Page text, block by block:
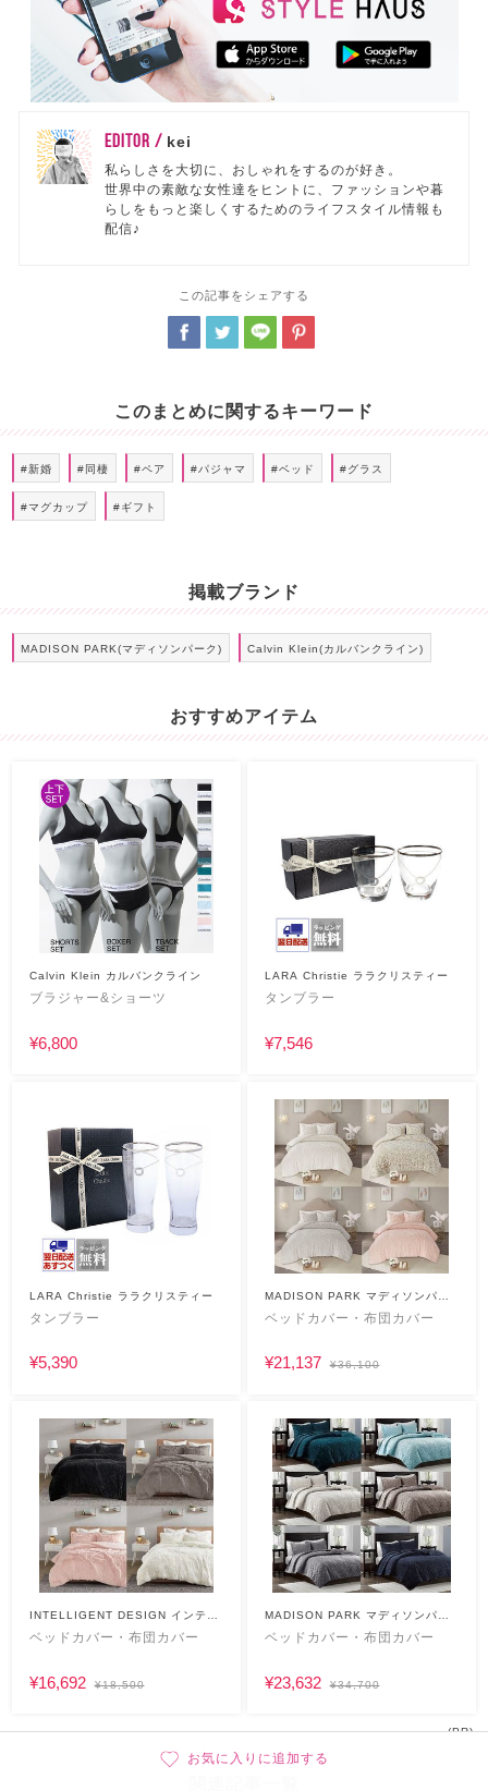
お気に入りに追加する
EDITOR / kei
私らしさを大切に、おしゃれをするのが好き。
世界中の素敵な女性達をヒントに、ファッションや暮
らしをもっと楽しくするためのライフスタイル情報も
配信♪
この記事をシェアする
このまとめに関するキーワード
#新婚 #同棲 #ペア #パジャマ #ベッド #グラス
#マグカップ #ギフト
掲載ブランド
MADISON PARK(マディソンパーク) Calvin Klein(カルバンクライン)
おすすめアイテム
Calvin Klein カルバンクライン
ブラジャー&ショーツ
¥6,800
LARA Christie ララクリスティー
タンブラー
¥7,546
LARA Christie ララクリスティー
タンブラー
¥5,390
MADISON PARK マディソンパー
ク
ベッドカバー・布団カバー
¥21,137 ¥36,100
INTELLIGENT DESIGN インテリ
ジェント デザイン
ベッドカバー・布団カバー
¥16,692 ¥18,500
MADISON PARK マディソンパー
ク
ベッドカバー・布団カバー
¥23,632 ¥34,700
(PR)